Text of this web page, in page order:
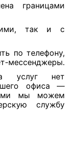
границами
так и с
по телефону,
мессенджеры.
услуг нет
офиса —
мы можем
службу